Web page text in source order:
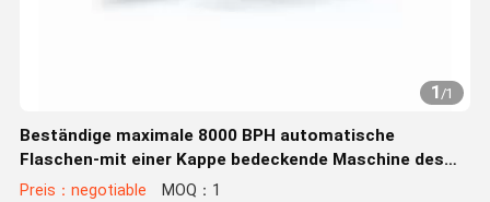
1/1
Beständige maximale 8000 BPH automatische
Flaschen-mit einer Kappe bedeckende Maschine des
Kratzer-
Preis：negotiable MOQ：1